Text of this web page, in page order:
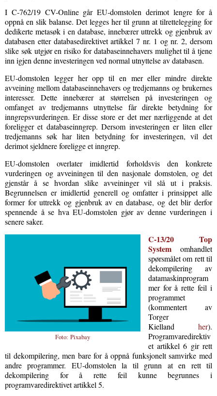
I C‑762/19 CV-Online går EU-domstolen derimot lengre for å
oppnå en slik balanse. Det legges her til grunn at tilrettelegging for
dedikerte metasøk i en database, innebærer uttrekk og gjenbruk av
databasen etter databasedirektivet artikkel 7 nr. 1 og nr. 2, dersom
slike søk utgjør en risiko for databaseinnehavers mulighet til å tjene
inn igjen denne investeringen ved normal utnyttelse av databasen.
EU-domstolen legger her opp til en mer eller mindre direkte
avveining mellom databaseinnehavers og tredjemanns og brukernes
interesser. Dette innebærer at størrelsen på investeringen og
omfanget av tredjemanns utnyttelse får direkte betydning for
inngrepsvurderingen. Er disse store er det mer nærliggende at det
foreligger et databaseinngrep. Dersom investeringen er liten eller
tredjemanns søk har liten betydning for investeringen, vil det
derimot sjeldnere foreligge et inngrep.
EU-domstolen overlater imidlertid forholdsvis den konkrete
vurderingen og avveiningen til den nasjonale domstolen, og det
gjenstår å se hvordan slike avveininger vil slå ut i praksis.
Begrunnelsen er imidlertid generell og omfatter i prinsippet alle
former for uttrekk og gjenbruk av en database, og det blir derfor
spennende å se hva EU-domstolen gjør av denne vurderingen i
senere saker.
Foto: Pixabay
C-13/20 Top
System
omhandlet
spørsmålet om rett til
dekompilering av
datamaskinprogram
mer for å rette feil i
programmet
(kommentert av
Torger
Kielland her).
Programvaredirektiv
et artikkel 6 gir rett
til dekompilering, men bare for å oppnå funksjonelt samvirke med
andre programmer. EU-domstolen la til grunn at en rett til
dekompilering for å rette feil kunne begrunnes i
programvaredirektivet artikkel 5.